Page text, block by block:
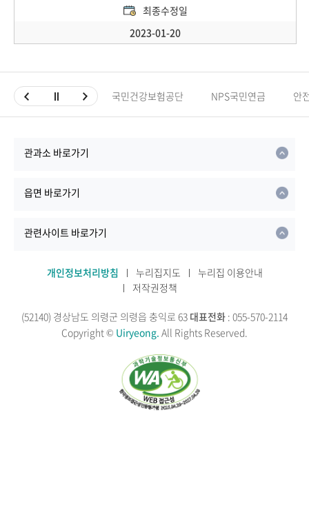
최종수정일
2023-01-20
국민건강보험공단 NPS국민연금 안
관과소 바로가기
읍면 바로가기
관련사이트 바로가기
개인정보처리방침 누리집지도
누리집 이용안내
저작권정책
(52140) 경상남도 의령군 의령읍 충익로 63 대표전화 : 055-570-2114
Copyright © Uiryeong. All Rights Reserved.